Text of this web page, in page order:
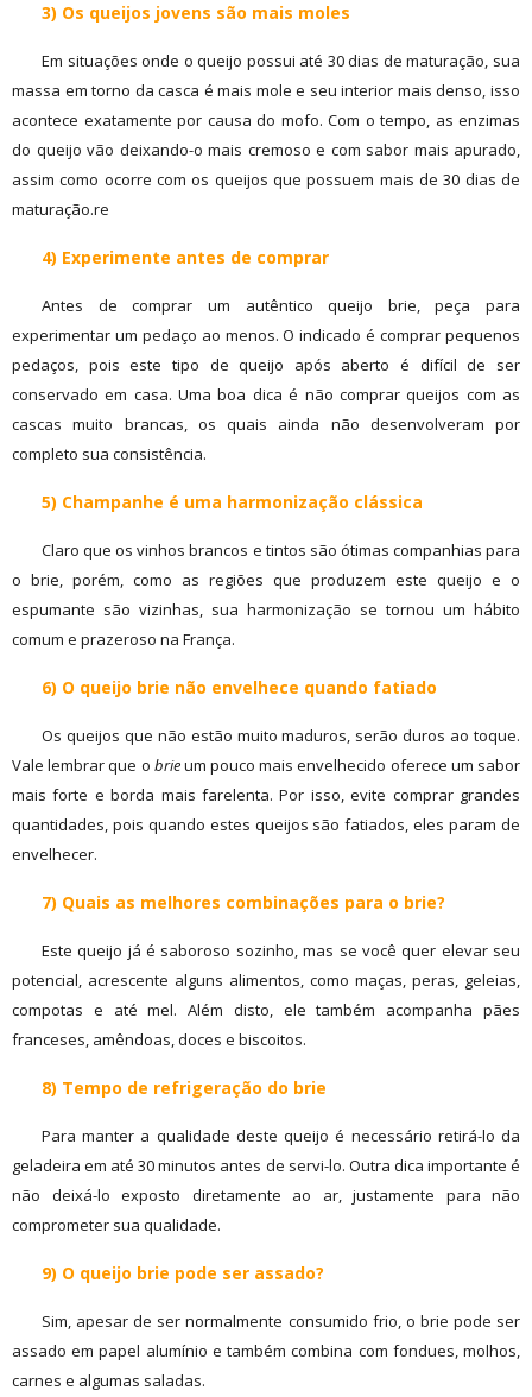
3) Os queijos jovens são mais moles
Em situações onde o queijo possui até 30 dias de maturação, sua
massa em torno da casca é mais mole e seu interior mais denso, isso
acontece exatamente por causa do mofo. Com o tempo, as enzimas
do queijo vão deixando-o mais cremoso e com sabor mais apurado,
assim como ocorre com os queijos que possuem mais de 30 dias de
maturação.re
4) Experimente antes de comprar
Antes de comprar um autêntico queijo brie, peça para
experimentar um pedaço ao menos. O indicado é comprar pequenos
pedaços, pois este tipo de queijo após aberto é difícil de ser
conservado em casa. Uma boa dica é não comprar queijos com as
cascas muito brancas, os quais ainda não desenvolveram por
completo sua consistência.
5) Champanhe é uma harmonização clássica
Claro que os vinhos brancos e tintos são ótimas companhias para
o brie, porém, como as regiões que produzem este queijo e o
espumante são vizinhas, sua harmonização se tornou um hábito
comum e prazeroso na França.
6) O queijo brie não envelhece quando fatiado
Os queijos que não estão muito maduros, serão duros ao toque.
Vale lembrar que o brieum pouco mais envelhecido oferece um sabor
mais forte e borda mais farelenta. Por isso, evite comprar grandes
quantidades, pois quando estes queijos são fatiados, eles param de
envelhecer.
7) Quais as melhores combinações para o brie?
Este queijo já é saboroso sozinho, mas se você quer elevar seu
potencial, acrescente alguns alimentos, como maças, peras, geleias,
compotas e até mel. Além disto, ele também acompanha pães
franceses, amêndoas, doces e biscoitos.
8) Tempo de refrigeração do brie
Para manter a qualidade deste queijo é necessário retirá-lo da
geladeira em até 30 minutos antes de servi-lo. Outra dica importante é
não deixá-lo exposto diretamente ao ar, justamente para não
comprometer sua qualidade.
9) O queijo brie pode ser assado?
Sim, apesar de ser normalmente consumido frio, o brie pode ser
assado em papel alumínio e também combina com fondues, molhos,
carnes e algumas saladas.